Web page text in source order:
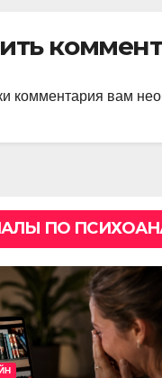
комментария вам
ПО